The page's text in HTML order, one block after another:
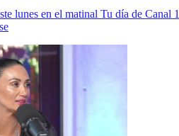
lunes en el matinal Tu día de